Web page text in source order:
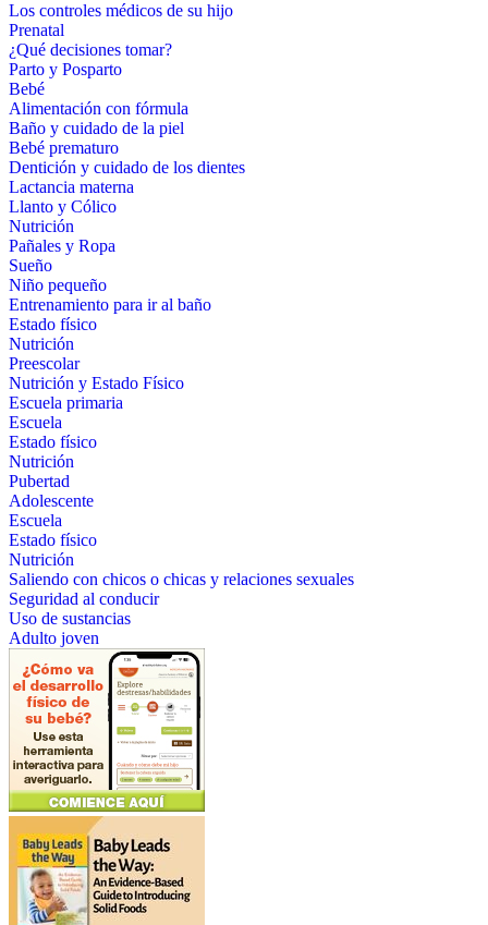
Los controles médicos de su hijo
Prenatal
¿Qué decisiones tomar?
Parto y Posparto
Bebé
Alimentación con fórmula
Baño y cuidado de la piel
Bebé prematuro
Dentición y cuidado de los dientes
Lactancia materna
Llanto y Cólico
Nutrición
Pañales y Ropa
Sueño
Niño pequeño
Entrenamiento para ir al baño
Estado físico
Nutrición
Preescolar
Nutrición y Estado Físico
Escuela primaria
Escuela
Estado físico
Nutrición
Pubertad
Adolescente
Escuela
Estado físico
Nutrición
Saliendo con chicos o chicas y relaciones sexuales
Seguridad al conducir
Uso de sustancias
Adulto joven